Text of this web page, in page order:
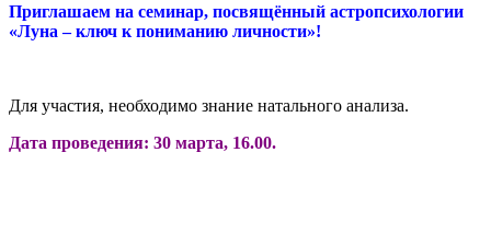
Приглашаем на семинар, посвящённый астропсихологии
«Луна – ключ к пониманию личности»!
Для участия, необходимо знание натального анализа.
Дата проведения: 30 марта, 16.00.